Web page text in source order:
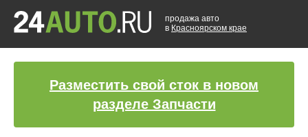
продажа авто
в Красноярском крае
Разместить свой сток в новом
разделе Запчасти